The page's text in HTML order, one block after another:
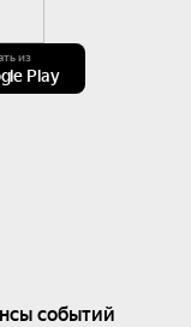
из
Play
событий